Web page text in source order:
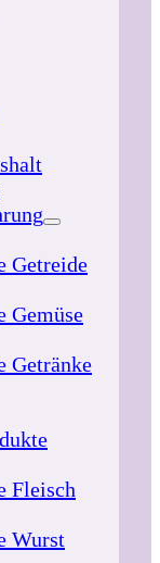
Getreide
Gemüse
Getränke
Fleisch
Wurst